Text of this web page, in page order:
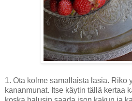
1. Ota kolme samallaista lasia. Riko
kananmunat. Itse käytin tällä kertaa